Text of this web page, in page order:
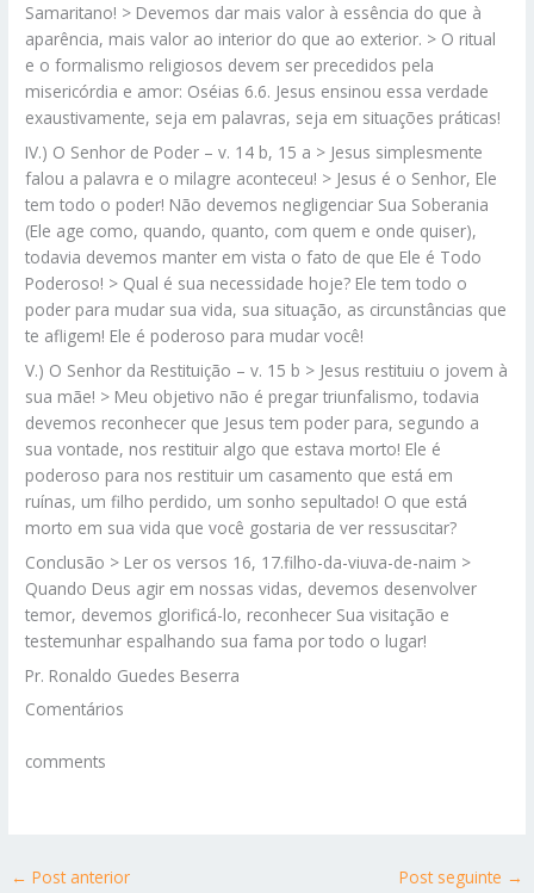
Samaritano! > Devemos dar mais valor à essência do que à
aparência, mais valor ao interior do que ao exterior. > O ritual
e o formalismo religiosos devem ser precedidos pela
misericórdia e amor: Oséias 6.6. Jesus ensinou essa verdade
exaustivamente, seja em palavras, seja em situações práticas!
IV.) O Senhor de Poder – v. 14 b, 15 a > Jesus simplesmente
falou a palavra e o milagre aconteceu! > Jesus é o Senhor, Ele
tem todo o poder! Não devemos negligenciar Sua Soberania
(Ele age como, quando, quanto, com quem e onde quiser),
todavia devemos manter em vista o fato de que Ele é Todo
Poderoso! > Qual é sua necessidade hoje? Ele tem todo o
poder para mudar sua vida, sua situação, as circunstâncias que
te afligem! Ele é poderoso para mudar você!
V.) O Senhor da Restituição – v. 15 b > Jesus restituiu o jovem à
sua mãe! > Meu objetivo não é pregar triunfalismo, todavia
devemos reconhecer que Jesus tem poder para, segundo a
sua vontade, nos restituir algo que estava morto! Ele é
poderoso para nos restituir um casamento que está em
ruínas, um filho perdido, um sonho sepultado! O que está
morto em sua vida que você gostaria de ver ressuscitar?
Conclusão > Ler os versos 16, 17.filho-da-viuva-de-naim >
Quando Deus agir em nossas vidas, devemos desenvolver
temor, devemos glorificá-lo, reconhecer Sua visitação e
testemunhar espalhando sua fama por todo o lugar!
Pr. Ronaldo Guedes Beserra
Comentários
comments
← Post anterior Post seguinte →